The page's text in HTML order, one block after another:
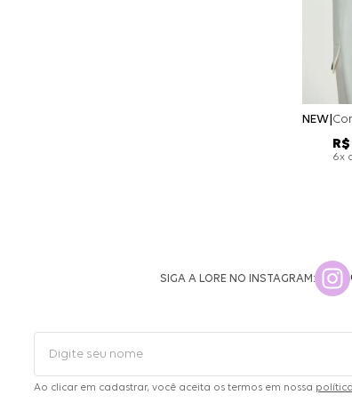
NEW
R$
6x
SIGA A LORE NO INSTAGRAM:
Ao clicar em cadastrar, você aceita os termos em nossa